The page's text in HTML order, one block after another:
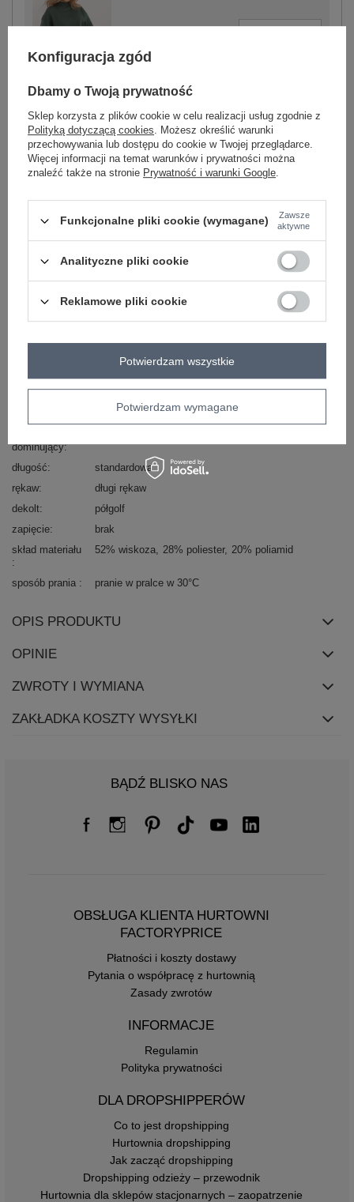
ciemny zielony
ZALOGUJ SIĘ I ZOBACZ CENĘ
Zadzwoń+48 601 547 740 Zadaj pytanie
skład materiału : 52% wiskoza, 28% poliester, 20%
Kod produktu
D93111AD90910A3
styl
casual
gładki
dominujący
długość
standardowa
rękaw
długi rękaw
dekolt
półgolf
zapięcie
brak
skład materiału
52% wiskoza 28% poliester 20% poliamid
sposób prania pranie w pralce w 30°C
OPIS PRODUKTU
OPINIE
ZWROTY I WYMIANA
ZAKŁADKA KOSZTY WYSYŁKI
BĄDŹ BLISKO NAS
OBSŁUGA KLIENTA HURTOWNI
FACTORYPRICE
Płatności i koszty dostawy
Pytania o współpracę z hurtownią
Zasady zwrotów
INFORMACJE
Regulamin
Polityka prywatności
DLA DROPSHIPPERÓW
Co to jest dropshipping
Hurtownia dropshipping
Jak zacząć dropshipping
Dropshipping odzieży – przewodnik
Hurtownia dla sklepów stacjonarnych – zaopatrzenie
Konfiguracja zgód
Dbamy o Twoją prywatność
Sklep korzysta z plików cookie w celu realizacji usług zgodnie z
Polityką dotyczącą cookies. Możesz określić warunki
przechowywania lub dostępu do cookie w Twojej przeglądarce.
Więcej informacji na temat warunków i prywatności można
znaleźć także na stronie Prywatność i warunki Google.
Funkcjonalne pliki cookie (wymagane)
Zawsze
aktywne
Analityczne pliki cookie
Reklamowe pliki cookie
Potwierdzam wymagane
Potwierdzam wszystkie